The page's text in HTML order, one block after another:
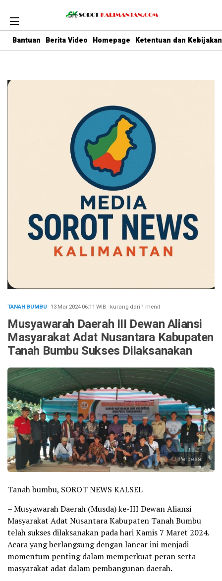
Bantuan Berita Video Homepage Ketentuan dan
TANAH BUMBU · 13 Mar 202406:11 WIB · kurang dari 1 menit
Musyawarah Daerah III Dewan Aliansi
Masyarakat Adat Nusantara Kabupaten
Tanah Bumbu Sukses Dilaksanakan
Perbesar
Tanah bumbu, SOROT NEWS KALSEL
– Musyawarah Daerah (Musda) ke-III Dewan Aliansi
Masyarakat Adat Nusantara Kabupaten Tanah Bumbu
telah sukses dilaksanakan pada hari Kamis 7 Maret 2024.
Acara yang berlangsung dengan lancar ini menjadi
momentum penting dalam memperkuat peran serta
masyarakat adat dalam pembangunan daerah.